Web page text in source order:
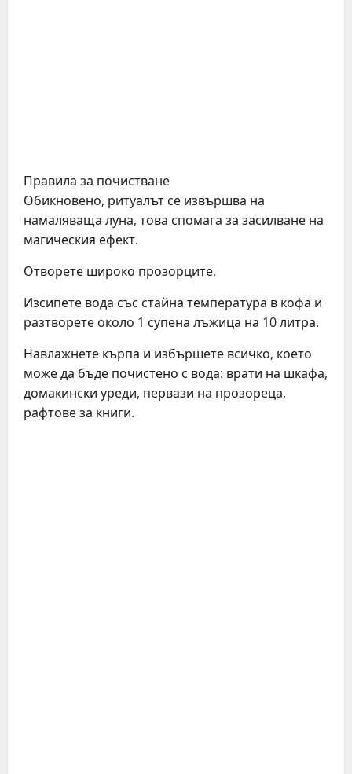
Правила за почистване
Обикновено, ритуалът се извършва на
намаляваща луна, това спомага за засилване на
магическия ефект.
Отворете широко прозорците.
Изсипете вода със стайна температура в кофа и
разтворете около 1 супена лъжица на 10 литра.
Навлажнете кърпа и избършете всичко, което
може да бъде почистено с вода: врати на шкафа,
домакински уреди, первази на прозореца,
рафтове за книги.